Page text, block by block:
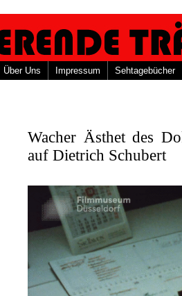
Über Uns Impressum Sehtagebücher
Wacher Ästhet des
auf Dietrich Schubert